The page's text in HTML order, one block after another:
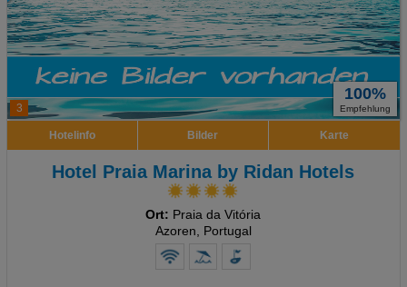
3
100%
Empfehlung
Hotelinfo Bilder Karte
Hotel Praia Marina by Ridan Hotels
Ort: Praia da Vitória
Azoren, Portugal